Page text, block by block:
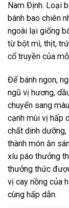
Nam Định. Loại
bánh bao chiên
ngoài lại giống
từ bột mì, thịt,
cổ truyền của
Để bánh ngon,
ngũ vị hương,
chuyển sang
cạnh mùi vị hấp
chất dinh
thành món ăn
xíu páo thưởng
thưởng thức
vị cay nồng của
cùng hấp dẫn.